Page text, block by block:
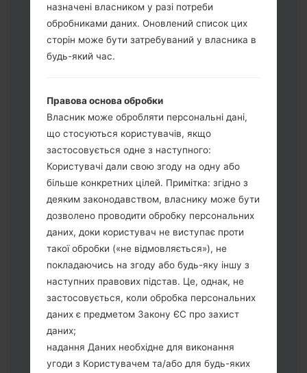
Завантажте на свій ПК:Odin 3.
Далі завантажте та розпакуйте файл
прошивки.
прошивки тут) файлів для прошивки:
AP: "System & Recovery"
CP: "Modem & Radio"
CSC_***: "Country & Region & Operator"
HOME_CSC_***: "Country & Region &
Operator"
Додайте усі файли у програму Odin 3.
Якщо ви хочете прошити телефон та
скинути до заводських налаштувань
оберіть CSC_***, у іншому випадку
виберіть HOME_CSC_*** для
збереження Ваших даних.
Тепер вимкніть пристрій і увійдіть у
"Download" режим. Усі методи як це
зробити:
Натисніть та утримуйти клавіші:
живлення, збільшення гучності та Bixbi.
назначені власником у разі потреби
обробниками даних. Оновлений список цих
сторін може бути затребуваний у власника в
будь-який час.
Правова основа обробки
Власник може обробляти персональні дані,
що стосуються користувачів, якщо
застосовується одне з наступного:
Користувачі дали свою згоду на одну або
більше конкретних цілей. Примітка: згідно з
деяким законодавством, власнику може бути
дозволено проводити обробку персональних
даних, доки користувач не виступає проти
такої обробки («не відмовляється»), не
покладаючись на згоду або будь-яку іншу з
наступних правових підстав. Це, однак, не
застосовується, коли обробка персональних
даних є предметом Закону ЄС про захист
даних;
надання Даних необхідне для виконання
угоди з Користувачем та/або для будь-яких